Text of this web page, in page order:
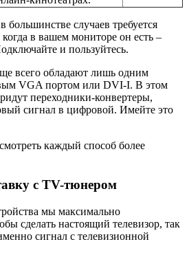
большинстве случаев требуется
в вашем мониторе он есть –
и пользуйтесь.
всего обладают лишь одним
VGA портом или DVI-I. В этом
переходники-конвертеры,
сигнал в цифровой. Имейте это
каждый способ более
с TV-тюнером
мы максимально
сделать настоящий телевизор, так
сигнал с телевизионной